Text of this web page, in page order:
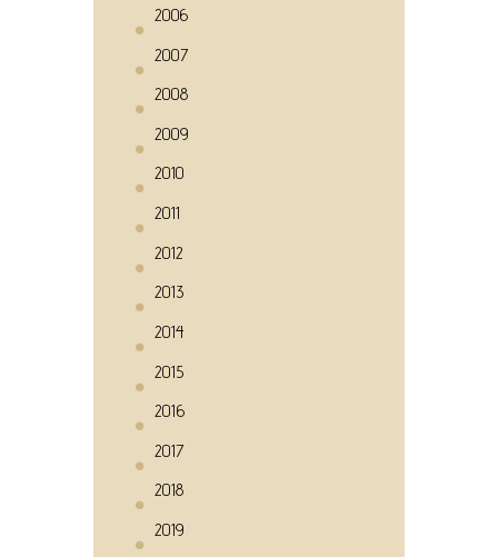
2006
2007
2008
2009
2010
2011
2012
2013
2014
2015
2016
2017
2018
2019